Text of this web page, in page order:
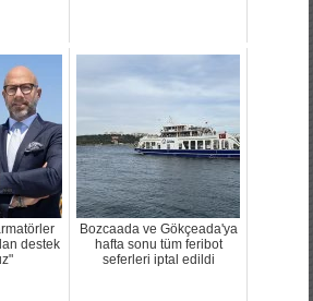
destek
Bozcaada ve Gökçeada'ya
hafta sonu tüm feribot
seferleri iptal edildi